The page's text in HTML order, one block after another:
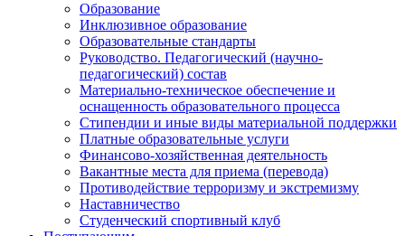
Образование
Инклюзивное образование
Образовательные стандарты
Руководство. Педагогический (научно-
педагогический) состав
Материально-техническое обеспечение и
оснащенность образовательного процесса
Стипендии и иные виды материальной поддержки
Платные образовательные услуги
Финансово-хозяйственная деятельность
Вакантные места для приема (перевода)
Противодействие терроризму и экстремизму
Наставничество
Студенческий спортивный клуб